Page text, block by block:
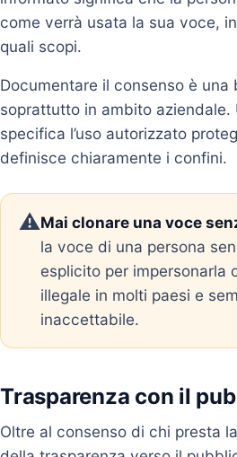
come verrà usata la sua voce,
quali scopi.
Documentare il consenso è una
soprattutto in ambito
specifica l’uso autorizzato
definisce chiaramente i confini.
⚠️Mai clonare una voce
la voce di una persona
esplicito per impersonarla
illegale in molti paesi e
inaccettabile.
Trasparenza con il
Oltre al consenso di chi presta